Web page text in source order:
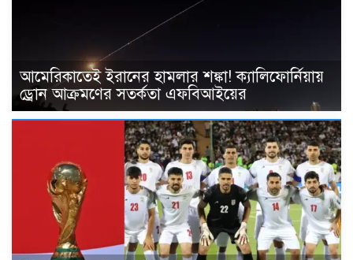
আমেরিকাতেই ইরানের হামলার শঙ্কা! ক্যালিফোর্নিয়ায়
ড্রোন আক্রমণের সতর্কতা এফবিআইয়ের